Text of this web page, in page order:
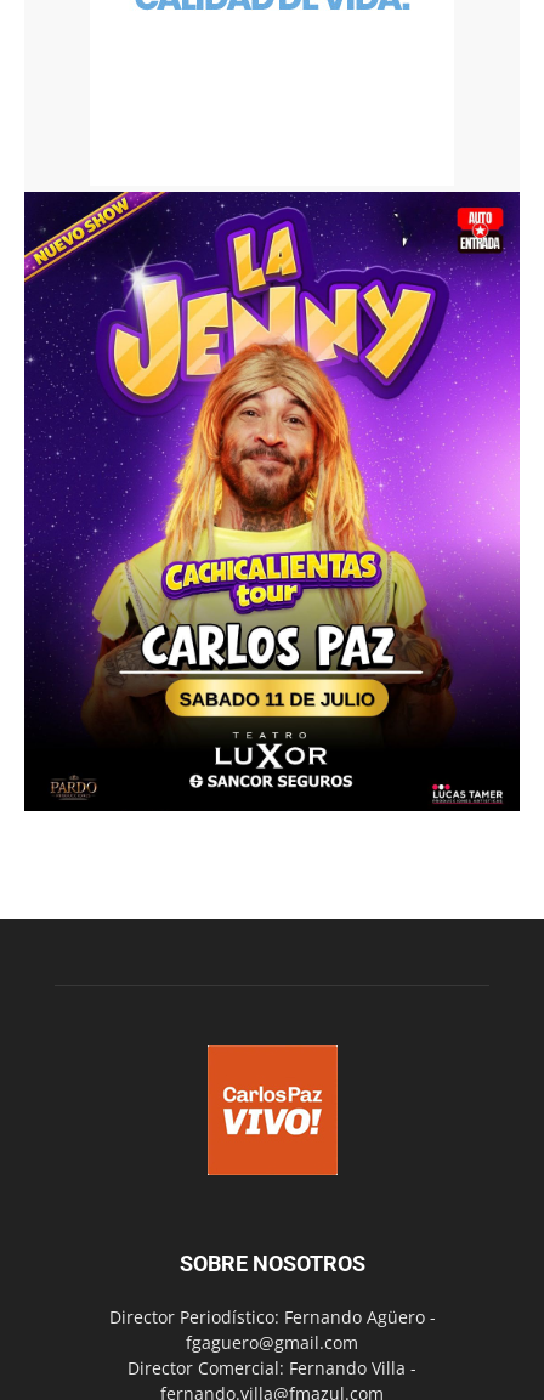
SOBRE NOSOTROS
Director Periodístico: Fernando Agüero -
fgaguero@gmail.com
Director Comercial: Fernando Villa -
fernando.villa@fmazul.com